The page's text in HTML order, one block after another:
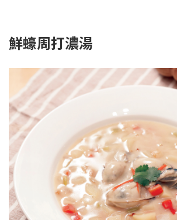
鮮蠔周打濃湯